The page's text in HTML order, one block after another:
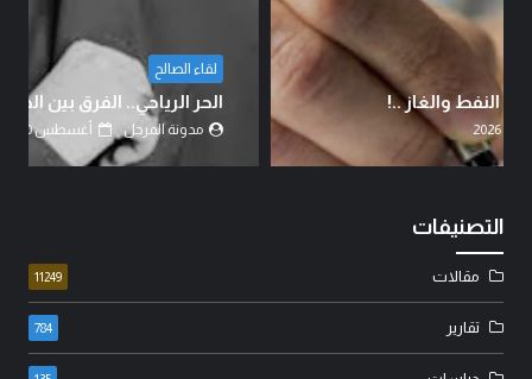
الحر الرياحي.. الفرق بين الدين والحق..!
مدونة المرجل أغسطس 10, 2026
التصنيفات
مقالات 11249
تقارير 784